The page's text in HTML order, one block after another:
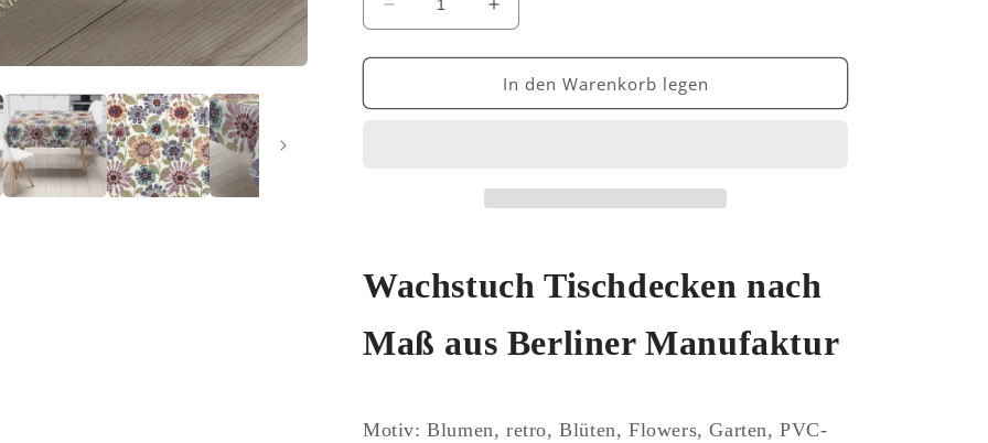
Verringere
die
Menge
Wachstuch
oval
Erhöhe
die
Menge
für
Wachstuch
rund
oval
In den Warenkorb legen
Wachstuch Tischdecken nach
Maß aus Berliner Manufaktur
Motiv: Blumen, retro, Blüten, Flowers, Garten, PVC-